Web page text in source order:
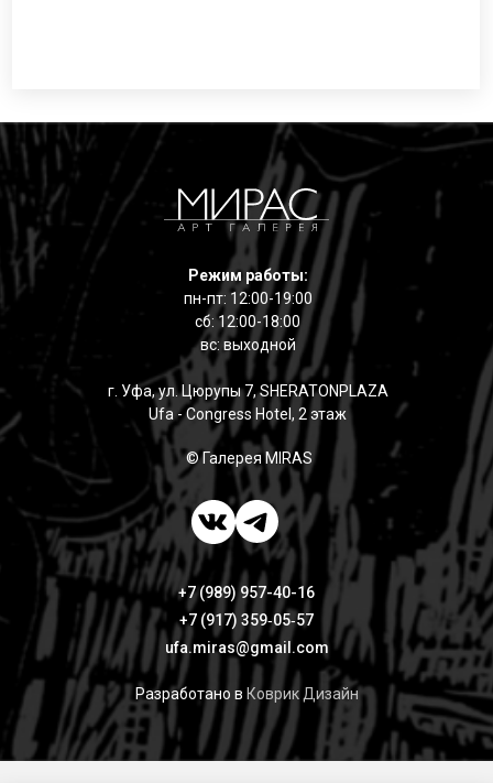
Режим работы:
пн-пт: 12:00-19:00
сб: 12:00-18:00
вс: выходной
г. Уфа, ул. Цюрупы 7, SHERATONPLAZA
Ufa - Congress Hotel, 2 этаж
© Галерея MIRAS
Разработано в Коврик Дизайн
+7 (989) 957-40-16
+7 (917) 359‑05‑57
ufa.miras@gmail.com